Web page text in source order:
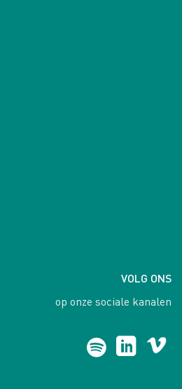
VOLG ONS
op onze sociale kanalen